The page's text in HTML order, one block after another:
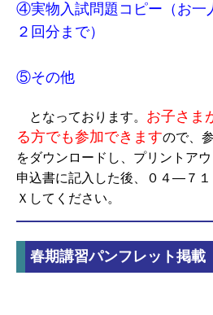
④実物入試問題コピー（お一
２回分まで）
⑤その他
となっております。 お子さま
る方でも参加できますので、
をダウンロードし、プリントア
申込書に記入した後、０４―７
Ｘしてください。
春期講習パンフレット掲載